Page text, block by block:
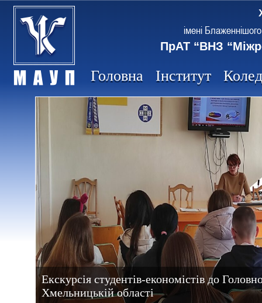
імені
ПрАТ “ВНЗ
Головна Інститут
Екскурсія студентів-економістів до
Хмельницькій області